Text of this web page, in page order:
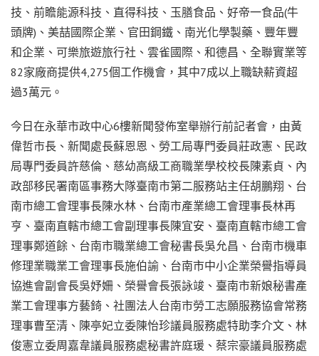
技、前瞻能源科技、直得科技、玉膳食品、好帝一食品(牛
頭牌)、美喆國際企業、官田鋼鐵、南光化學製藥、豐年豐
和企業、可樂旅遊旅行社、雲雀國際、和德昌、全聯實業等
82家廠商提供4,275個工作機會，其中7成以上職缺薪資超
過3萬元。
今日在永華市政中心6樓新聞發佈室舉辦行前記者會，由黃
偉哲市長、新聞處長蘇恩恩、勞工局專門委員莊政憲、民政
局專門委員許慈倫、慈幼高級工商職業學校校長陳素貞、內
政部移民署南區事務大隊臺南市第二服務站主任胡鵬翔、台
南市總工會理事長陳水林、台南市產業總工會理事長林再
亨、臺南直轄市總工會副理事長陳宜安、臺南直轄市總工會
理事鄭道餘、台南市職業總工會秘書長吳允昌、台南市機車
修理業職業工會理事長施伯諭、台南市中小企業榮譽指導員
協進會副會長吳妤姍、榮譽會長張詠竣、臺南市新娘秘書產
業工會理事方藝錡、社團法人台南市勞工志願服務協會常務
理事曹至清、陳亭妃立委陳怡珍議員服務處特助李介文、林
俊憲立委周嘉韋議員服務處秘書許庭瑗、蔡宗豪議員服務處